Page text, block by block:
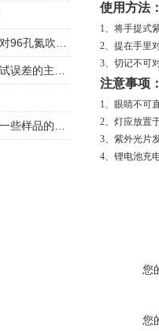
使用方法
1、将手提式
2、提在手里
3、切记不可
注意事项
1、眼睛不可
2、灯应放置
3、紫外光片
4、锂电池充
您
您